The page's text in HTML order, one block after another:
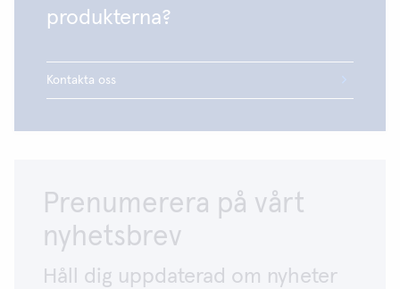
produkterna?
Kontakta oss
Prenumerera på vårt
nyhetsbrev
Håll dig uppdaterad om nyheter